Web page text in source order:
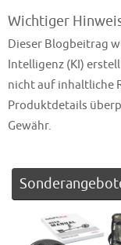
Wichtiger
Dieser Blogbeitrag
Intelligenz (KI)
nicht auf inhaltliche
Produktdetails
Gewähr.